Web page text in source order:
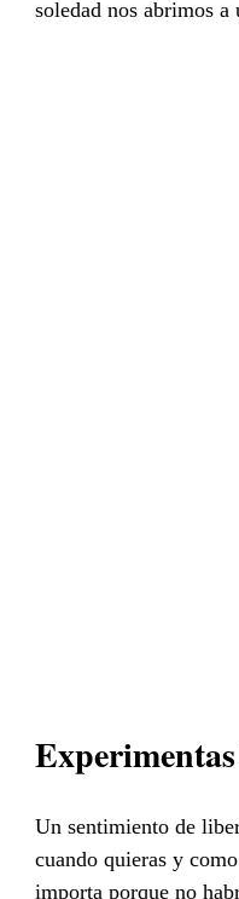
soledad nos abrimos
Un sentimiento de
cuando quieras y
importa porque no